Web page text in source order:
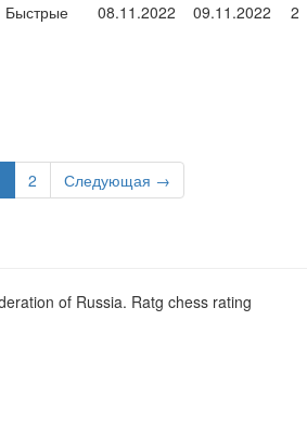
Быстрые 08.11.2022 09.11.2022 2
2 Следующая →
of Russia. Ratg chess rating